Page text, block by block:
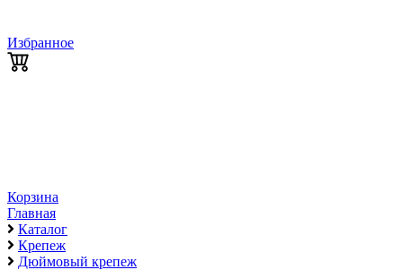
Избранное
Корзина
Главная
Каталог
Крепеж
Дюймовый крепеж